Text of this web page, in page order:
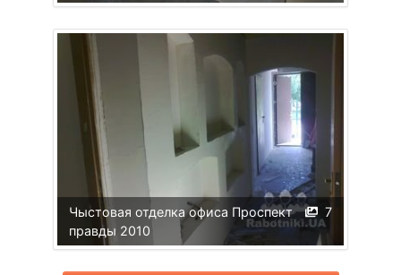
7
Чыстовая отделка офиса Проспект
правды 2010